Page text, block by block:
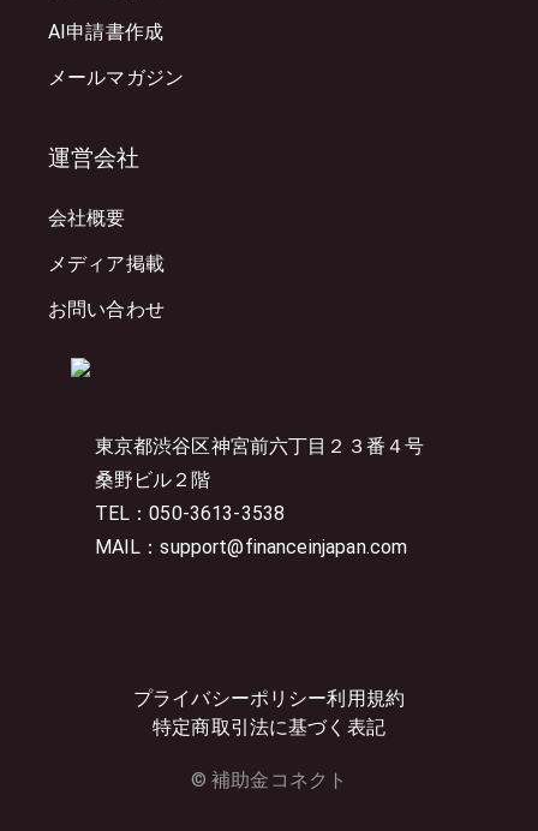
東京都渋谷区神宮前六丁目２３番４号
桑野ビル２階
TEL：050-3613-3538
MAIL：support@financeinjapan.com
プライバシーポリシー利用規約
特定商取引法に基づく表記
© 補助金コネクト
AI申請書作成
メールマガジン
運営会社
会社概要
メディア掲載
お問い合わせ